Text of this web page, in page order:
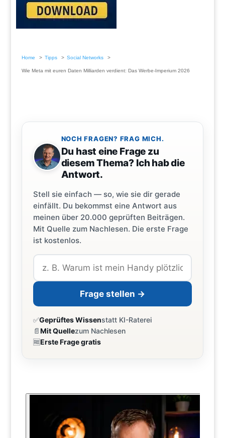
Home Tipps Social Networks
Wie Meta mit euren Daten Milliarden verdient: Das Werbe-Imperium 2026
NOCH FRAGEN? FRAG MICH.
Du hast eine Frage zu
diesem Thema? Ich hab die
Antwort.
Stell sie einfach — so, wie sie dir gerade
einfällt. Du bekommst eine Antwort aus
meinen über 20.000 geprüften Beiträgen.
Mit Quelle zum Nachlesen. Die erste Frage
ist kostenlos.
Frage stellen →
✅Geprüftes Wissenstatt KI-Raterei
📄Mit Quellezum Nachlesen
🆓Erste Frage gratis